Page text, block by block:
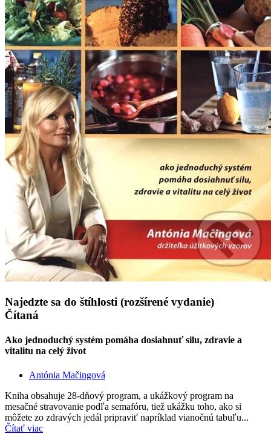
Najedzte sa do štíhlosti (rozšírené vydanie)
Čítaná
Ako jednoduchý systém pomáha dosiahnuť silu, zdravie a
vitalitu na celý život
Antónia Mačingová
Kniha obsahuje 28-dňový program, a ukážkový program na
mesačné stravovanie podľa semafóru, tiež ukážku toho, ako si
môžete zo zdravých jedál pripraviť napríklad vianočnú tabuľu...
Čítať viac